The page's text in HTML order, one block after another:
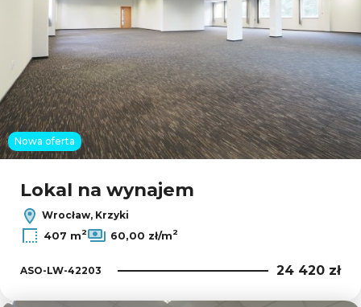
4
2
Leaflet
Nowa oferta
Lokal na wynajem
Wrocław, Krzyki
407 m2 60,00 zł/m2
ASO-LW-42203 24 420 zł